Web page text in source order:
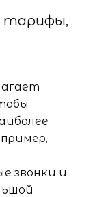
тарифы,
звонки и